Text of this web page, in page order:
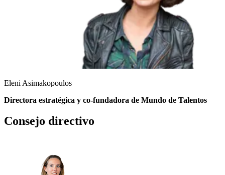
Eleni Asimakopoulos
Directora estratégica y co-fundadora de Mundo de Talentos
Consejo directivo